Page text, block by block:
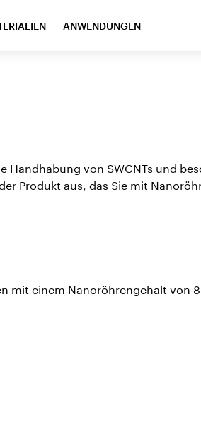
ANWENDUNGEN
von SWCNTs und
Produkt aus, das Sie mit
einem Nanoröhrengehalt von